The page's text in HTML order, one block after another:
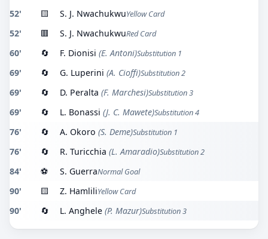
52' 🟨 S. J. NwachukwuYellow Card
52' 🟥 S. J. NwachukwuRed Card
60' 🔄 F. Dionisi (E. Antoni)Substitution 1
69' 🔄 G. Luperini (A. Cioffi)Substitution 2
69' 🔄 D. Peralta (F. Marchesi)Substitution 3
69' 🔄 L. Bonassi (J. C. Mawete)Substitution 4
76' 🔄 A. Okoro (S. Deme)Substitution 1
76' 🔄 R. Turicchia (L. Amaradio)Substitution 2
84' ⚽ S. GuerraNormal Goal
90' 🟨 Z. HamliliYellow Card
90' 🔄 L. Anghele (P. Mazur)Substitution 3